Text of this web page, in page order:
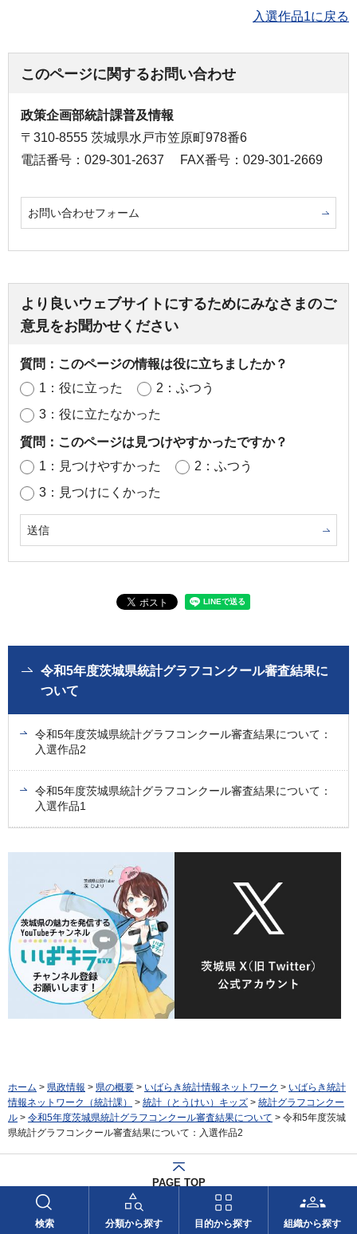
検索 分類から探す 目的から探す 組織から探す
入選作品1に戻る
このページに関するお問い合わせ
政策企画部統計課普及情報
〒310-8555 茨城県水戸市笠原町978番6
電話番号：029-301-2637
FAX番号：029-301-2669
お問い合わせフォーム
より良いウェブサイトにするためにみなさまのご
意見をお聞かせください
質問：このページの情報は役に立ちましたか？
1：役に立った
2：ふつう
3：役に立たなかった
質問：このページは見つけやすかったですか？
1：見つけやすかった
2：ふつう
3：見つけにくかった
令和5年度茨城県統計グラフコンクール審査結果に
ついて
令和5年度茨城県統計グラフコンクール審査結果について：
入選作品2
令和5年度茨城県統計グラフコンクール審査結果について：
入選作品1
ホーム > 県政情報 > 県の概要 > いばらき統計情報ネットワーク > いばらき統計
情報ネットワーク（統計課）
> 統計（とうけい）キッズ > 統計グラフコンクー
ル > 令和5年度茨城県統計グラフコンクール審査結果について > 令和5年度茨城
県統計グラフコンクール審査結果について：入選作品2
PAGE TOP
県庁総合案内